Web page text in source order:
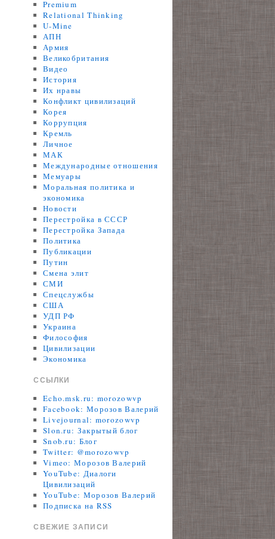
Premium
Relational Thinking
U-Mine
АПН
Армия
Великобритания
Видео
История
Их нравы
Конфликт цивилизаций
Корея
Коррупция
Кремль
Личное
МАК
Международные отношения
Мемуары
Моральная политика и
экономика
Новости
Перестройка в СССР
Перестройка Запада
Политика
Публикации
Путин
Смена элит
СМИ
Спецслужбы
США
УДП РФ
Украина
Философия
Цивилизации
Экономика
ССЫЛКИ
Echo.msk.ru: morozowvp
Facebook: Морозов Валерий
Livejournal: morozowvp
Slon.ru: Закрытый блог
Snob.ru: Блог
Twitter: @morozowvp
Vimeo: Морозов Валерий
YouTube: Диалоги
Цивилизаций
YouTube: Морозов Валерий
Подписка на RSS
СВЕЖИЕ ЗАПИСИ